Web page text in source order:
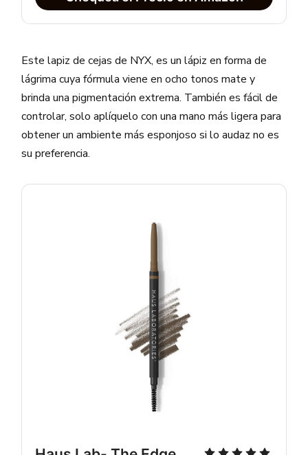
Este lapiz de cejas de NYX, es un lápiz en forma de
lágrima cuya fórmula viene en ocho tonos mate y
brinda una pigmentación extrema. También es fácil de
controlar, solo aplíquelo con una mano más ligera para
obtener un ambiente más esponjoso si lo audaz no es
su preferencia.